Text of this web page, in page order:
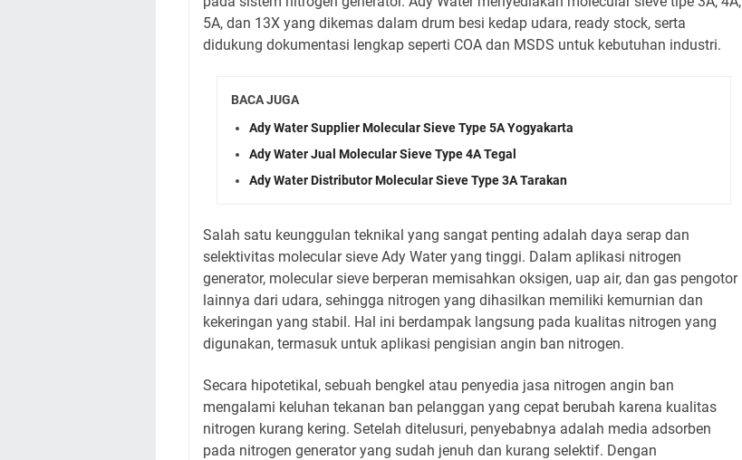
5A, dan 13X yang dikemas dalam drum besi kedap udara, ready stock, serta
didukung dokumentasi lengkap seperti COA dan MSDS untuk kebutuhan industri.
BACA JUGA
Ady Water Supplier Molecular Sieve Type 5A Yogyakarta
Ady Water Jual Molecular Sieve Type 4A Tegal
Ady Water Distributor Molecular Sieve Type 3A Tarakan
Salah satu keunggulan teknikal yang sangat penting adalah daya serap dan
selektivitas molecular sieve Ady Water yang tinggi. Dalam aplikasi nitrogen
generator, molecular sieve berperan memisahkan oksigen, uap air, dan gas pengotor
lainnya dari udara, sehingga nitrogen yang dihasilkan memiliki kemurnian dan
kekeringan yang stabil. Hal ini berdampak langsung pada kualitas nitrogen yang
digunakan, termasuk untuk aplikasi pengisian angin ban nitrogen.
Secara hipotetikal, sebuah bengkel atau penyedia jasa nitrogen angin ban
mengalami keluhan tekanan ban pelanggan yang cepat berubah karena kualitas
nitrogen kurang kering. Setelah ditelusuri, penyebabnya adalah media adsorben
pada nitrogen generator yang sudah jenuh dan kurang selektif. Dengan